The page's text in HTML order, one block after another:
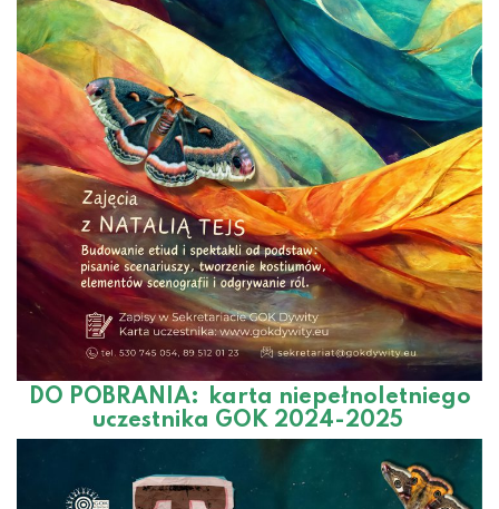
DO POBRANIA: karta niepełnoletniego
uczestnika GOK 2024-2025